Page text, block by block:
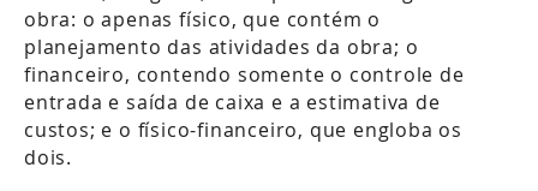
obra: o apenas físico, que contém o
planejamento das atividades da obra; o
financeiro, contendo somente o controle de
entrada e saída de caixa e a estimativa de
custos; e o físico-financeiro, que engloba os
dois.